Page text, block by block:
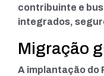
contribuinte e
integrados,
Migração
A implantação do